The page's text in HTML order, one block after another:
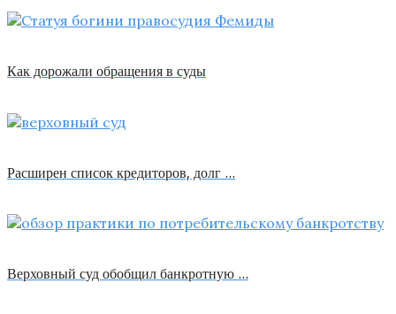
Как дорожали обращения в суды
Расширен список кредиторов, долг …
Верховный суд обобщил банкротную …